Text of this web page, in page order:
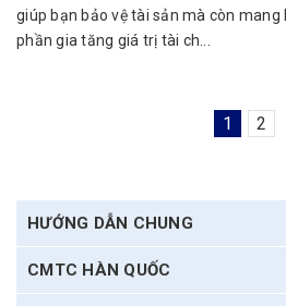
giúp bạn bảo vệ tài sản mà còn mang
phần gia tăng giá trị tài ch...
1 2
HƯỚNG DẪN CHUNG
CMTC HÀN QUỐC